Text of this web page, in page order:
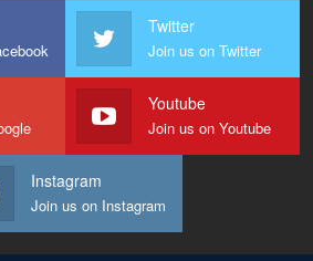
Twitter
Join us on Twitter
Youtube
Join us on Youtube
Instagram
Join us on Instagram